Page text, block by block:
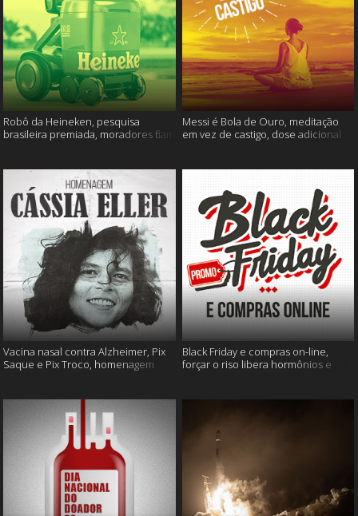
Robô da Heineken, pesquisa
brasileira premiada, moradores ficam
Messi é Bola de Ouro, meditação
em vez de castigo, dose adicional
Vacina nasal contra Alzheimer, Pix
Saque e Pix Troco, homenagem
Black Friday e compras on-line,
forçar o riso libera hormônios e